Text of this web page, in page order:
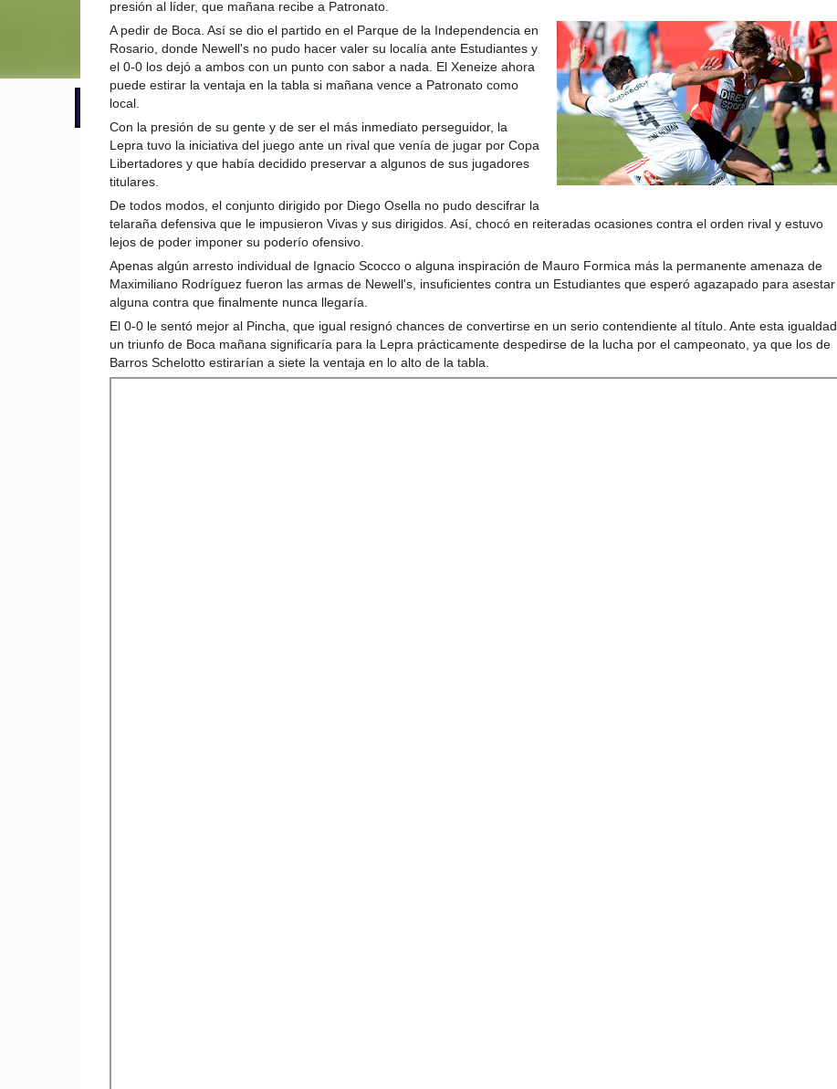
📢 LO ÚLTIMO
presión al líder, que mañana recibe a Patronato.
A pedir de Boca. Así se dio el partido en el Parque de la Independencia en
Rosario, donde Newell's no pudo hacer valer su localía ante Estudiantes y
el 0-0 los dejó a ambos con un punto con sabor a nada. El Xeneize ahora
puede estirar la ventaja en la tabla si mañana vence a Patronato como
local.
Con la presión de su gente y de ser el más inmediato perseguidor, la
Lepra tuvo la iniciativa del juego ante un rival que venía de jugar por Copa
Libertadores y que había decidido preservar a algunos de sus jugadores
titulares.
De todos modos, el conjunto dirigido por Diego Osella no pudo descifrar la
telaraña defensiva que le impusieron Vivas y sus dirigidos. Así, chocó en reiteradas ocasiones contra el orden rival y estuvo
lejos de poder imponer su poderío ofensivo.
Apenas algún arresto individual de Ignacio Scocco o alguna inspiración de Mauro Formica más la permanente amenaza de
Maximiliano Rodríguez fueron las armas de Newell's, insuficientes contra un Estudiantes que esperó agazapado para asestar
alguna contra que finalmente nunca llegaría.
El 0-0 le sentó mejor al Pincha, que igual resignó chances de convertirse en un serio contendiente al título. Ante esta igualdad,
un triunfo de Boca mañana significaría para la Lepra prácticamente despedirse de la lucha por el campeonato, ya que los de
Barros Schelotto estirarían a siete la ventaja en lo alto de la tabla.